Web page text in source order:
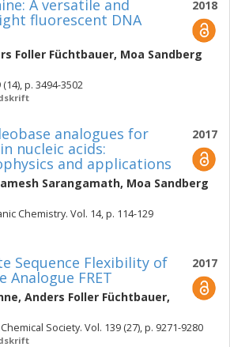
2018
A versatile and
fluorescent DNA
Foller Füchtbauer, Moa Sandberg
p. 3494-3502
2017
analogues for
nucleic acids:
and applications
Sarangamath, Moa Sandberg
Chemistry. Vol. 14, p. 114-129
2017
Sequence Flexibility of
Analogue FRET
, Anders Foller Füchtbauer,
Society. Vol. 139 (27), p. 9271-9280